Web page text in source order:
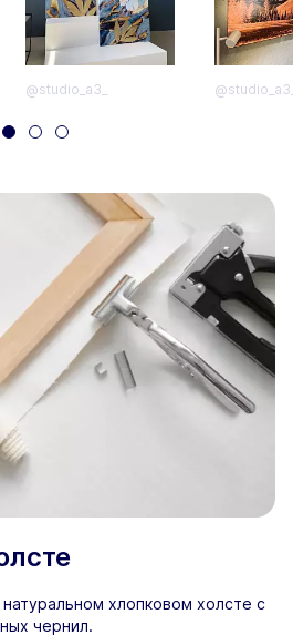
@studio_a3_
хлопковом холсте с
чернил.